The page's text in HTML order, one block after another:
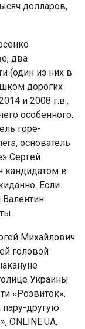
долларов,
два
(один из них в
дорогих
и 2008 г.в.,
особенного.
горе-
основатель
Сергей
кандидатом в
Если
Валентин
Михайлович
головой
Украины
«Розвиток».
пару-другую
ONLINE.UA,